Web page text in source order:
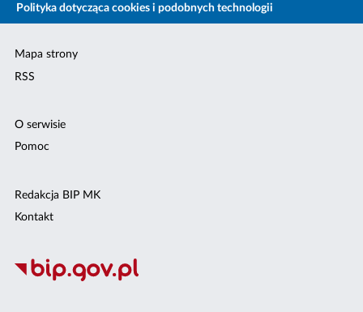
Polityka dotycząca cookies i podobnych technologii
Mapa strony
RSS
O serwisie
Pomoc
Redakcja BIP MK
Kontakt